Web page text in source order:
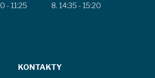
- 11:25 14:35 - 15:20
KONTAKTY